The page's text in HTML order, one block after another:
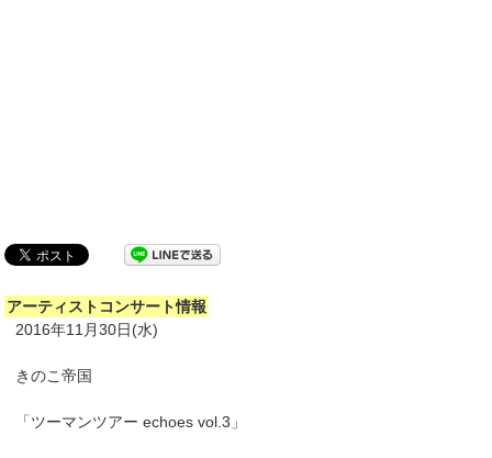
アーティストコンサート情報
2016年11月30日(水)
きのこ帝国
「ツーマンツアー echoes vol.3」